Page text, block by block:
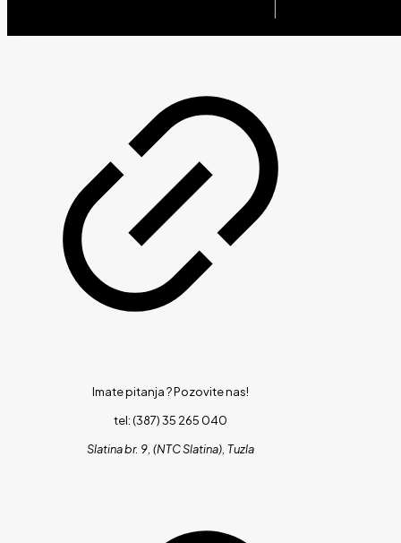
Imate pitanja ?Pozovite nas!
tel: (387) 35 265 040
Slatina br. 9, (NTC Slatina), Tuzla